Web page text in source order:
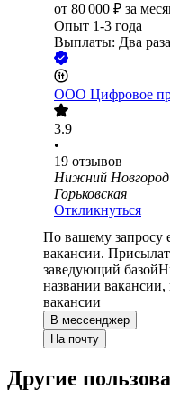
от 80 000 ₽ за
Опыт 1-3 года
Выплаты: Два
ООО Цифровое
3.9
•
19 отзывов
Нижний Новгород
Горьковская
Откликнуться
По вашему запросу
вакансии.
заведующий базой
названии
вакансии
В мессенджер
На почту
Другие